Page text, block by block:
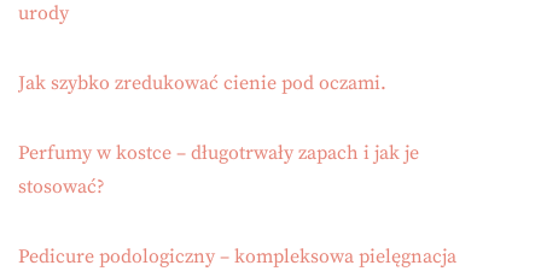
urody
Jak szybko zredukować cienie pod oczami.
Perfumy w kostce – długotrwały zapach i jak je
stosować?
Pedicure podologiczny – kompleksowa pielęgnacja